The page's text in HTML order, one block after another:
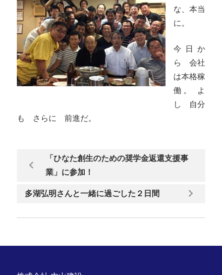
な、本当
に。
今日か
ら 会社
は本格稼
働。 よ
し 自分
も さらに 前進だ。
「ひなた創生のための奨学金返還支援事
業」に参加！
多湖弘明さんと一緒に過ごした２日間